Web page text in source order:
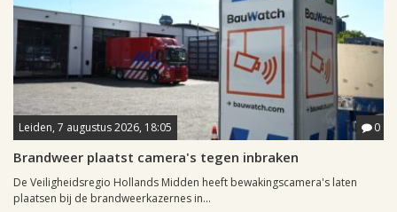
Leiden, 7 augustus 2026, 18:05 0
Brandweer plaatst camera's tegen inbraken
De Veiligheidsregio Hollands Midden heeft bewakingscamera's laten
plaatsen bij de brandweerkazernes in...